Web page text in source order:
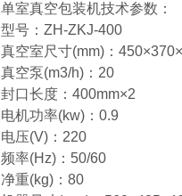
单室真空包装机技术参数：
型号：ZH-ZKJ-400
真空室尺寸(mm)：
真空泵(m3/h)：20
封口长度：400mm×2
电机功率(kw)：0.9
电压(V)：220
频率(Hz)：50/60
净重(kg)：80